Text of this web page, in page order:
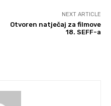
NEXT ARTICLE
Otvoren natječaj za filmove
18. SEFF-a